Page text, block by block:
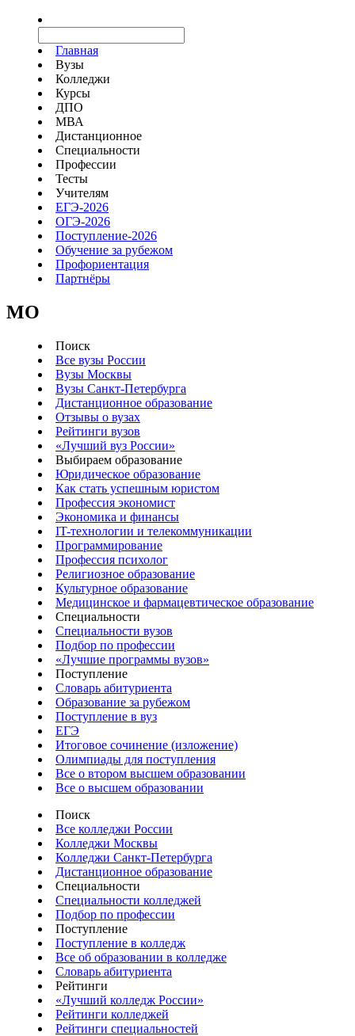
Главная
Вузы
Колледжи
Курсы
ДПО
МВА
Дистанционное
Специальности
Профессии
Тесты
Учителям
ЕГЭ-2026
ОГЭ-2026
Поступление-2026
Обучение за рубежом
Профориентация
Партнёры
MO
Поиск
Все вузы России
Вузы Москвы
Вузы Санкт-Петербурга
Дистанционное образование
Отзывы о вузах
Рейтинги вузов
«Лучший вуз России»
Выбираем образование
Юридическое образование
Как стать успешным юристом
Профессия экономист
Экономика и финансы
IT-технологии и телекоммуникации
Программирование
Профессия психолог
Религиозное образование
Культурное образование
Медицинское и фармацевтическое образование
Специальности
Специальности вузов
Подбор по профессии
«Лучшие программы вузов»
Поступление
Словарь абитуриента
Образование за рубежом
Поступление в вуз
ЕГЭ
Итоговое сочинение (изложение)
Олимпиады для поступления
Все о втором высшем образовании
Все о высшем образовании
Поиск
Все колледжи России
Колледжи Москвы
Колледжи Санкт-Петербурга
Дистанционное образование
Специальности
Специальности колледжей
Подбор по профессии
Поступление
Поступление в колледж
Все об образовании в колледже
Словарь абитуриента
Рейтинги
«Лучший колледж России»
Рейтинги колледжей
Рейтинги специальностей